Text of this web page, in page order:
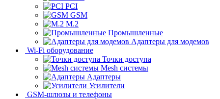
PCI
GSM
M.2
Промышленные
Адаптеры для модемов
Wi-Fi оборудование
Точки доступа
Mesh системы
Адаптеры
Усилители
GSM-шлюзы и телефоны